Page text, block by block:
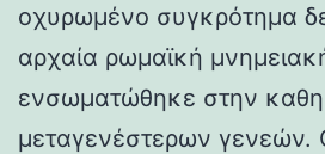
οχυρωμένο συγκρότημα
αρχαία ρωμαϊκή
ενσωματώθηκε στην
μεταγενέστερων γενεών.